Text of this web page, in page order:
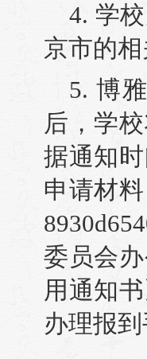
4. 学
京市的
5. 博
后，学
据通知
申请材料
委员会
用通知
办理报到